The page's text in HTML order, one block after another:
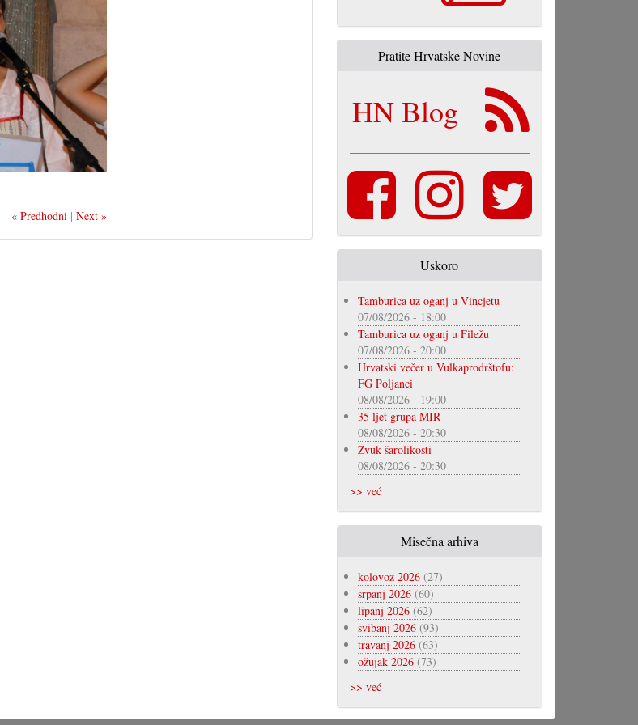
« Predhodni |Next »
Pratite Hrvatske Novine
HN Blog
Uskoro
Tamburica uz oganj u Vincjetu
07/08/2026 - 18:00
Tamburica uz oganj u Filežu
07/08/2026 - 20:00
Hrvatski večer u Vulkaprodrštofu:
FG Poljanci
08/08/2026 - 19:00
35 ljet grupa MIR
08/08/2026 - 20:30
Zvuk šarolikosti
08/08/2026 - 20:30
>> već
Misečna arhiva
kolovoz 2026(27)
srpanj 2026(60)
lipanj 2026(62)
svibanj 2026(93)
travanj 2026(63)
ožujak 2026(73)
>> već